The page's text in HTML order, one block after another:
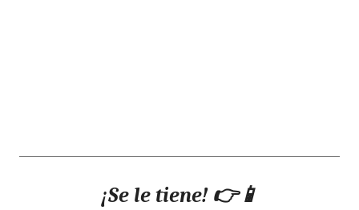
¡Se le tiene! 👉📱